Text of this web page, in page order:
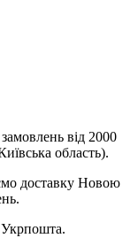
від 2000
область).
доставку Новою